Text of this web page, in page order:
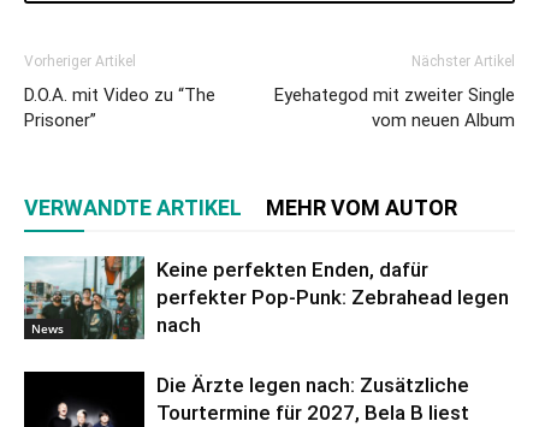
Vorheriger Artikel
D.O.A. mit Video zu “The
Prisoner”
Nächster Artikel
Eyehategod mit zweiter Single
vom neuen Album
VERWANDTE ARTIKEL MEHR VOM AUTOR
News
Keine perfekten Enden, dafür
perfekter Pop-Punk: Zebrahead legen
nach
Die Ärzte legen nach: Zusätzliche
Tourtermine für 2027, Bela B liest